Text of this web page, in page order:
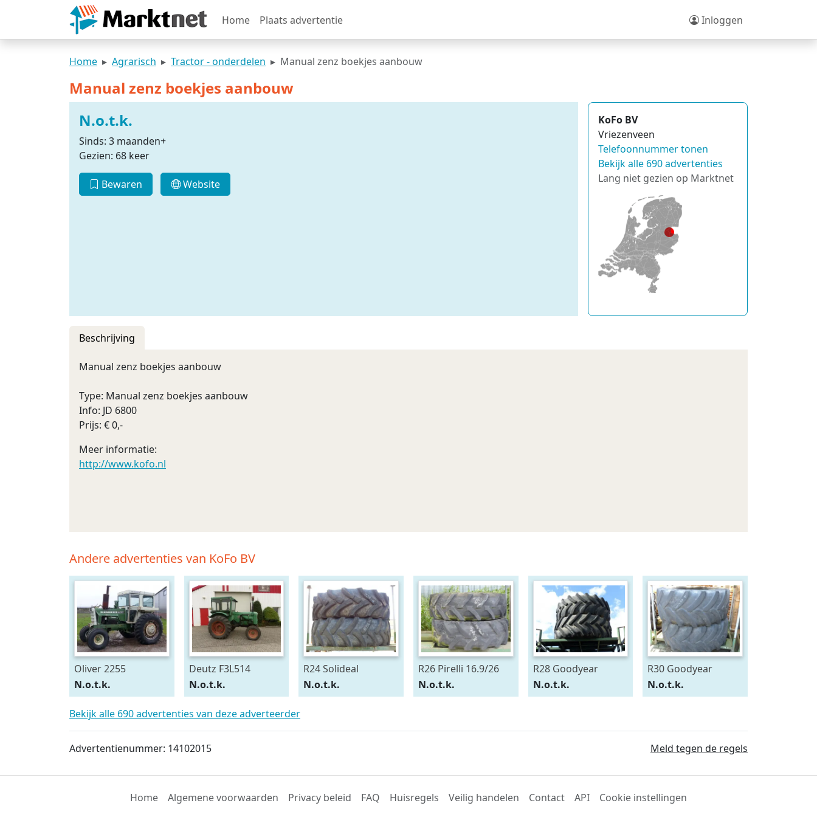
Home Plaats advertentie Inloggen
Home Agrarisch Tractor - onderdelen Manual zenz boekjes aanbouw
Manual zenz boekjes aanbouw
N.o.t.k.
Sinds: 3 maanden+
Gezien: 68 keer
Bewaren Website
KoFo BV
Vriezenveen
Telefoonnummer tonen
Bekijk alle 690 advertenties
Lang niet gezien op Marktnet
Beschrijving
Manual zenz boekjes aanbouw
Type: Manual zenz boekjes aanbouw
Info: JD 6800
Prijs: € 0,-
Meer informatie:
http://www.kofo.nl
Andere advertenties van KoFo BV
Oliver 2255
N.o.t.k.
Deutz F3L514
N.o.t.k.
R24 Solideal
15.5/80R24
N.o.t.k.
R26 Pirelli 16.9/26
N.o.t.k.
R28 Goodyear
540/75R28
N.o.t.k.
R30 Goodyear
600/70R30
N.o.t.k.
Bekijk alle 690 advertenties van deze adverteerder
Advertentienummer: 14102015 Meld tegen de regels
Home Algemene voorwaarden Privacy beleid FAQ Huisregels Veilig handelen Contact API Cookie instellingen